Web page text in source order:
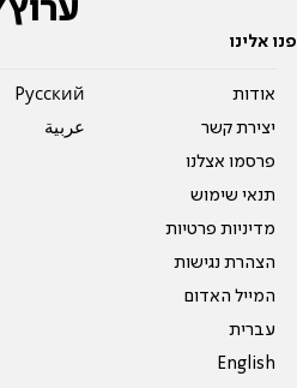
פנו אלינו
אודות
יצירת קשר
פרסמו אצלנו
תנאי שימוש
מדיניות פרטיות
הצהרת נגישות
המייל האדום
עברית
English
Pусский
عربية